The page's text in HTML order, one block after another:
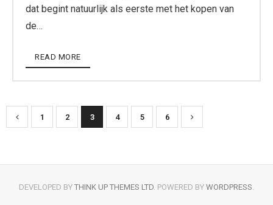
dat begint natuurlijk als eerste met het kopen van
de…
READ MORE
1 2 3 4 5 6
DEVELOPED BY THINK UP THEMES LTD . POWERED BY WORDPRESS